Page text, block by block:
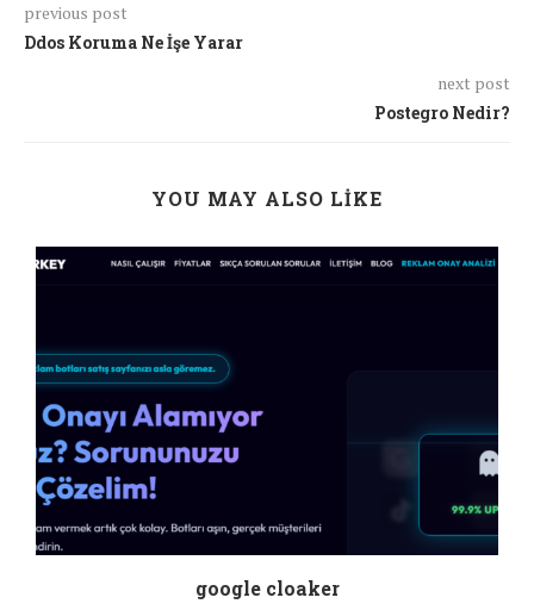
previous post
Ddos Koruma Ne İşe Yarar
next post
Postegro Nedir?
YOU MAY ALSO LIKE
google cloaker